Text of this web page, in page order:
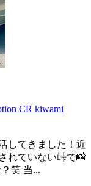
CR kiwami
してきました！近
れていない峠で📸
笑 当...